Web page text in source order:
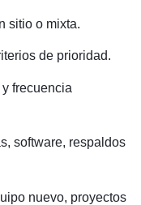
sitio o mixta.
de prioridad.
frecuencia
software, respaldos
nuevo, proyectos